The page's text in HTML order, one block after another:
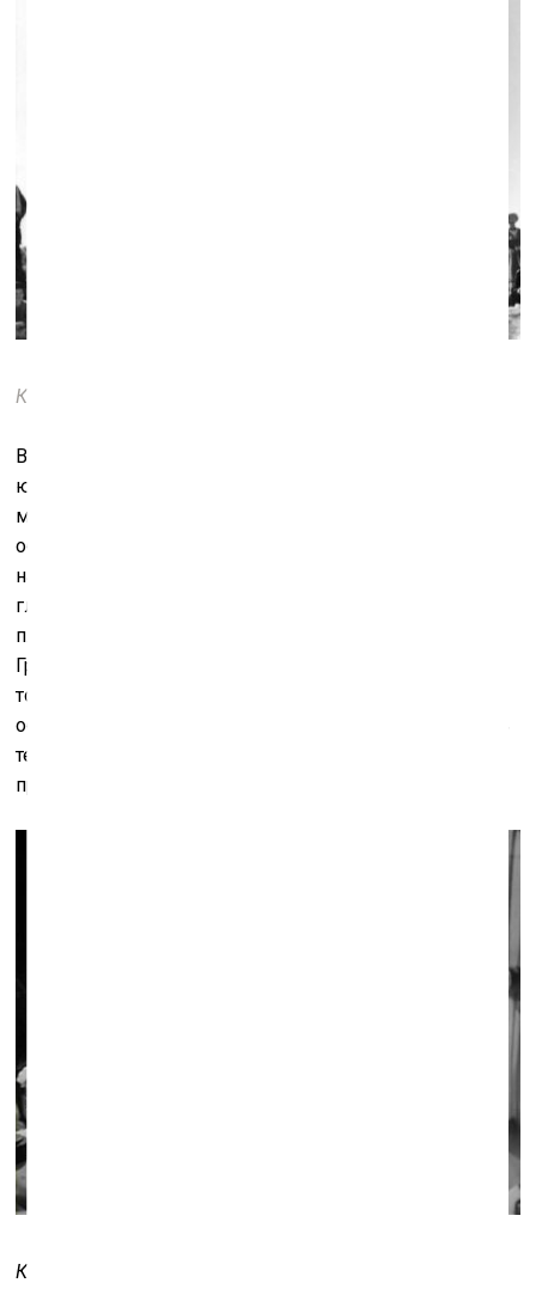
Кадр из фильма «Вечер шутов»
Вот мы и подходим к самому главному – чувство
юмора, оказывается, Бергману не изменило (о чем
можно судить по интервью и книгам). Просто с
обретением своего собственного стиля ему пришлось
на экране свести юмор к минимуму. И всё из-за
главной составляющей нового стиля – крупных
планов. Конечно, до Бергмана их использовали и
Гриффит, и Эйзенштейн, и Дрейер. Эффект Кулешова
тоже придумал не он. В чем же его новаторство? Если
обратиться к «классическим» его лентам, уловить суть
техники не так-то просто – Бергман научился
придавать ей прозаическую естественность.
Кадр из фильма «Летняя игра»